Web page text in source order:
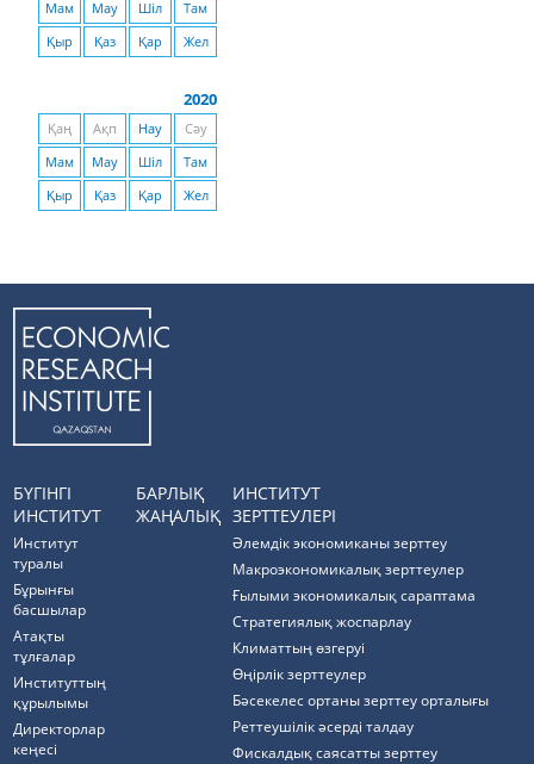
Мам
Мау Шіл
Там
Қыр
Қаз Қар Жел
2020
Қаң Ақп Нау
Сәу
Мам
Мау Шіл
Там
Қыр
Қаз Қар Жел
БҮГІНГІ
ИНСТИТУТ
Институт
туралы
Бұрынғы
басшылар
Атақты
тұлғалар
Институттың
құрылымы
Директорлар
кеңесі
БАРЛЫҚ
ЖАҢАЛЫҚ
ИНСТИТУТ
ЗЕРТТЕУЛЕРІ
Әлемдік экономиканы зерттеу
Макроэкономикалық зерттеулер
Ғылыми экономикалық сараптама
Стратегиялық жоспарлау
Климаттың өзгеруі
Өңірлік зерттеулер
Бәсекелес ортаны зерттеу орталығы
Реттеушілік әсерді талдау
Фискалдық саясатты зерттеу